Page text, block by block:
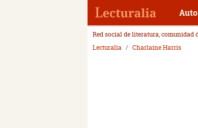
Red social de literatura, comunidad
Lecturalia
Charlaine Harris